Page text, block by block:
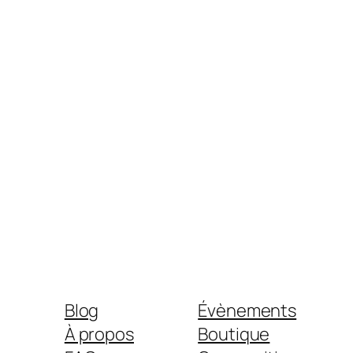
Blog
À propos
Évènements
Boutique